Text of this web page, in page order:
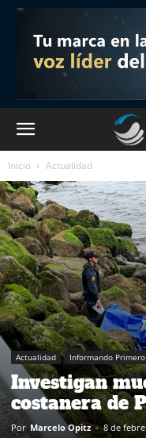
Inicio Actualidad
Actualidad Informando Primero
Investigan
costanera de
Por Marcelo Opitz - 8 de